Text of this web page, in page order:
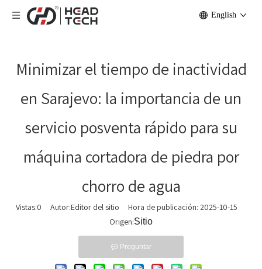
English
Minimizar el tiempo de inactividad
en Sarajevo: la importancia de un
servicio posventa rápido para su
máquina cortadora de piedra por
chorro de agua
Vistas:0 Autor:Editor del sitio Hora de publicación: 2025-10-15
Origen:Sitio
Preguntar